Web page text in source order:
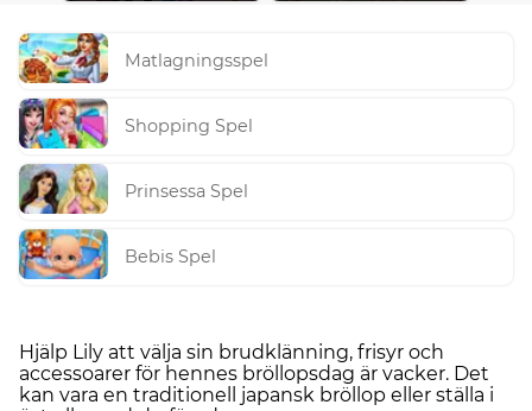
Matlagningsspel
Shopping Spel
Prinsessa Spel
Bebis Spel
Hjälp Lily att välja sin brudklänning, frisyr och
accessoarer för hennes bröllopsdag är vacker. Det
kan vara en traditionell japansk bröllop eller ställa i